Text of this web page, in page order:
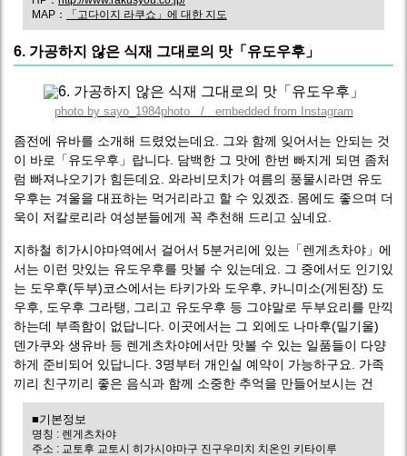
MAP：
「고다이지 라쿠쇼」에 대한 지도
6. 가공하지 않은 식재 그대로의 맛「유도우후」
photo by sayo_1984photo / embedded from Instagram
좀전에 유바를 소개해 드렸었는데요. 그와 함께 잊어서는 안되는 것
이 바로「유도우후」랍니다. 담백한 그 맛에 한번 빠지게 되면 좀처
럼 빠져나오기가 힘든데요. 와라비모치가 여름의 풍물시라면 유도
우후는 겨울을 대표하는 먹거리라고 할 수 있겠죠. 몸에도 좋으며 더
욱이 저칼로리라 여성분들에게 꼭 추천해 드리고 싶네요.
지하철 히가시야마역에서 걸어서 5분거리에 있는「렌게츠차야」에
서는 이런 맛있는 유도우후를 맛볼 수 있는데요. 그 중에서도 인기있
는 도우후(두부)코스에서는 타키가와 도우후, 카니미소(게된장) 도
우후, 도우후 그라탱, 그리고 유도우후 등 그야말로 두부요리를 만끽
하는데 부족함이 없답니다. 이곳에서는 그 외에도 나마후(밀기울)
덴가쿠와 생유바 등 렌게츠차야에서만 맛볼 수 있는 일품들이 다양
하게 준비되어 있답니다. 3명부터 개인실 예약이 가능하구요. 가족
끼리 친구끼리 좋은 음식과 함께 소중한 추억을 만들어보시는 건
■기본정보
명칭 : 렌게츠차야
주소 : 교토후 교토시 히가시야마구 진구우미치 치온인 키타이루